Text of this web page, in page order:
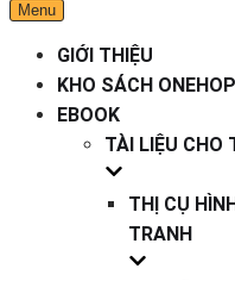
Menu
GIỚI THIỆU
KHO SÁCH
EBOOK
TÀI LIỆU CHO
THỊ CỤ
TRANH